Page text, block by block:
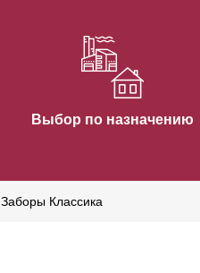
Выбор по назначению
Заборы Классика